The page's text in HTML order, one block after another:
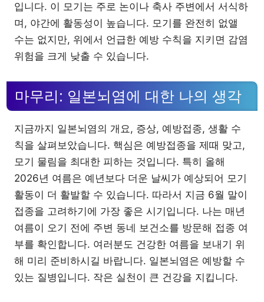
입니다. 이 모기는 주로 논이나 축사 주변에서 서식하
며, 야간에 활동성이 높습니다. 모기를 완전히 없앨
수는 없지만, 위에서 언급한 예방 수칙을 지키면 감염
위험을 크게 낮출 수 있습니다.
마무리: 일본뇌염에 대한 나의 생각
지금까지 일본뇌염의 개요, 증상, 예방접종, 생활 수
칙을 살펴보았습니다. 핵심은 예방접종을 제때 맞고,
모기 물림을 최대한 피하는 것입니다. 특히 올해
2026년 여름은 예년보다 더운 날씨가 예상되어 모기
활동이 더 활발할 수 있습니다. 따라서 지금 6월 말이
접종을 고려하기에 가장 좋은 시기입니다. 나는 매년
여름이 오기 전에 주변 동네 보건소를 방문해 접종 여
부를 확인합니다. 여러분도 건강한 여름을 보내기 위
해 미리 준비하시길 바랍니다. 일본뇌염은 예방할 수
있는 질병입니다. 작은 실천이 큰 건강을 지킵니다.